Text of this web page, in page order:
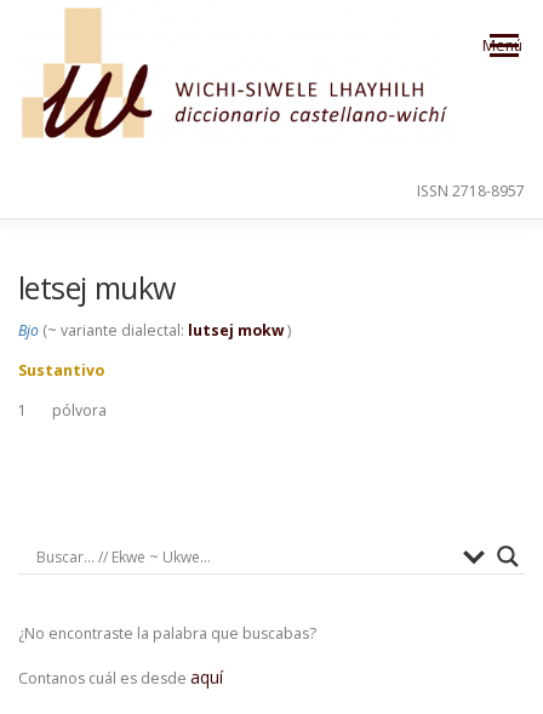
Saltar al contenido
Menú
ISSN 2718-8957
letsej mukw
Bjo (~ variante dialectal: lutsej mokw)
Sustantivo
1
pólvora
¿No encontraste la palabra que buscabas?
Contanos cuál es desde aquí